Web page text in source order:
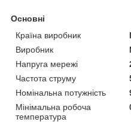
Основні
Країна виробник
Виробник
Напруга мережі
Частота струму
Номінальна потужність
Мінімальна робоча
температура